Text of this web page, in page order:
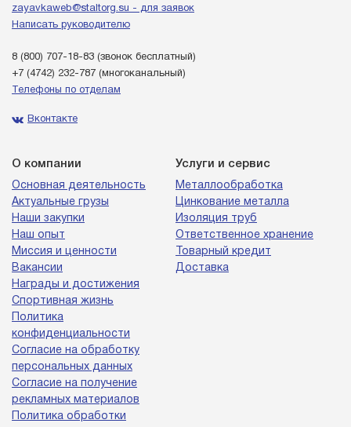
zayavkaweb@staltorg.su - для заявок
Написать руководителю
8 (800) 707-18-83 (звонок бесплатный)
+7 (4742) 232-787 (многоканальный)
Телефоны по отделам
Вконтакте
О компании
Основная деятельность
Актуальные грузы
Наши закупки
Наш опыт
Миссия и ценности
Вакансии
Награды и достижения
Спортивная жизнь
Политика
конфиденциальности
Согласие на обработку
персональных данных
Согласие на получение
рекламных материалов
Политика обработки
Услуги и сервис
Металлообработка
Цинкование металла
Изоляция труб
Ответственное хранение
Товарный кредит
Доставка